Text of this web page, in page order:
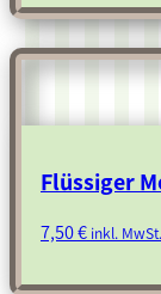
Flüssiger
7,50€ inkl. MwSt.